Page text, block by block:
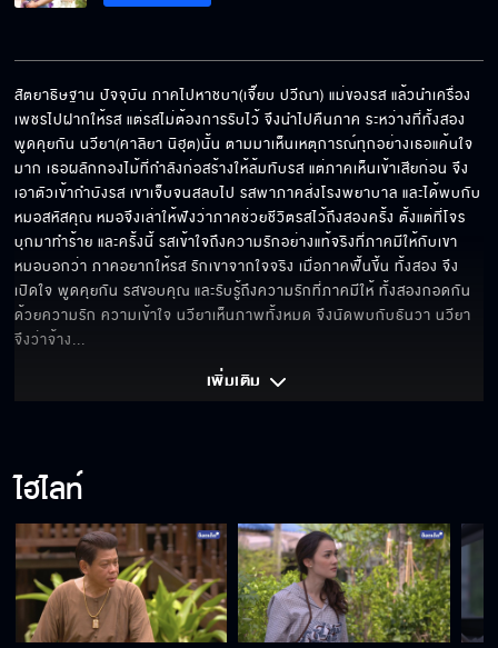
คู่ชีวิตต้องเลือกให้ดี
อยากกอดเธอไว้นาน ๆ
ไม่อยากให้เธอเจ็บมากกว่านี้
ผมรักด้วยความบริสุทธิ์ใจ
สัตยาธิษฐาน ปัจจุบัน ​ภาคไปหาชบา(เจี๊ยบ ปวีณา) แม่ของรส แล้วนำเครื่อง
เพชรไปฝากให้รส แต่รสไม่ต้องการรับไว้ จึงนำไปคืนภาค ระหว่างที่ทั้งสอง
พูดคุยกัน นวียา(คาลิยา นิฮุต)นั้น ตามมาเห็นเหตุการณ์ทุกอย่างเธอแค้นใจ
มาก เธอผลักกองไม้ที่กำลังก่อสร้างให้ล้มทับรส แต่ภาคเห็นเข้าเสียก่อน จึง
เอาตัวเข้ากำบังรส เขาเจ็บจนสลบไป รสพาภาคส่งโรงพยาบาล และได้พบกับ
หมอสหัสคุณ หมอจึงเล่าให้ฟังว่าภาคช่วยชีวิตรสไว้ถึงสองครั้ง ตั้งแต่ที่โจร
บุกมาทำร้าย และครั้งนี้ รสเข้าใจถึงความรักอย่างแท้จริงที่ภาคมีให้กับเขา
หมอบอกว่า ภาคอยากให้รส รักเขาจากใจจริง เมื่อภาคฟื้นขึ้น ทั้งสอง จึง
เปิดใจ พูดคุยกัน รสขอบคุณ และรับรู้ถึงความรักที่ภาคมีให้ ทั้งสองกอดกัน
ด้วยความรัก ความเข้าใจ ​นวียาเห็นภาพทั้งหมด จึงนัดพบกับธันวา นวียา
จึงว่าจ้าง...
เพิ่มเติม
ไฮไลท์